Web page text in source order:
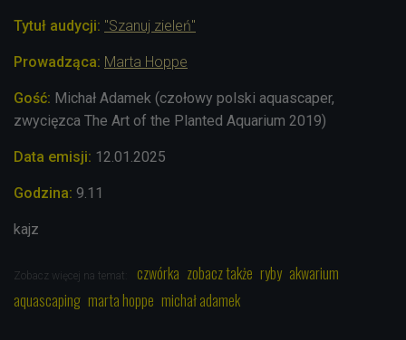
Tytuł audycji: "Szanuj zieleń"
Prowadząca: Marta Hoppe
Gość: Michał Adamek (czołowy polski aquascaper,
zwycięzca The Art of the Planted Aquarium 2019)
Data emisji: 12.01 .2025
Godzina: 9.11
kajz
Zobacz więcej na temat: czwórka zobacz także ryby akwarium
aquascaping marta hoppe michał adamek